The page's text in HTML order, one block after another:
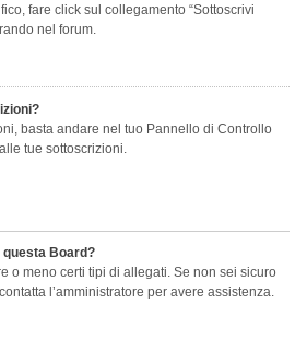
fare click sul collegamento “Sottoscrivi
nel forum.
basta andare nel tuo Pannello di Controllo
tue sottoscrizioni.
Board?
o meno certi tipi di allegati. Se non sei sicuro
l’amministratore per avere assistenza.